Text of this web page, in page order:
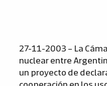
27-11-2003 – La
nuclear entre
un proyecto de